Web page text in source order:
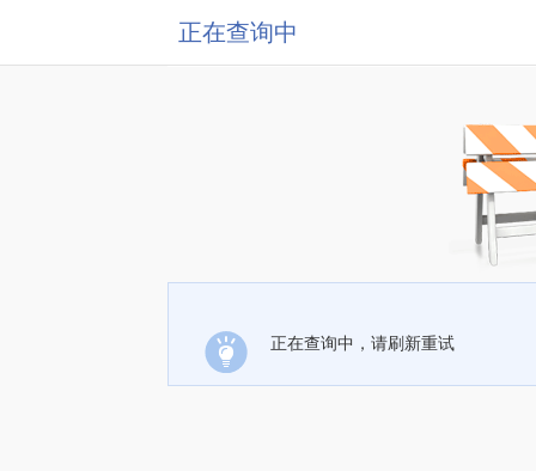
正在查询中
正在查询中，请刷新重试